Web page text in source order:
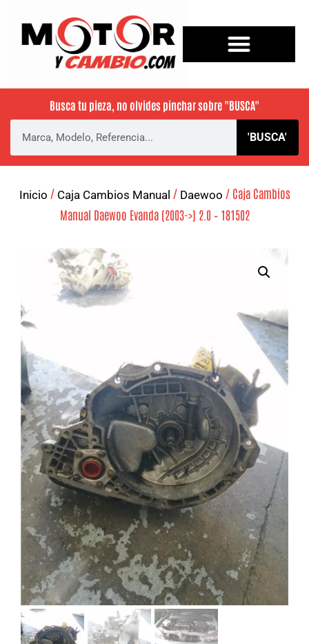
Busca tu pieza, no olvides pinchar sobre "BUSCA"
'BUSCA'
Inicio / Caja Cambios Manual / Daewoo / Caja Cambios
Manual Daewoo Evanda (2003->) 2.0 – 181502